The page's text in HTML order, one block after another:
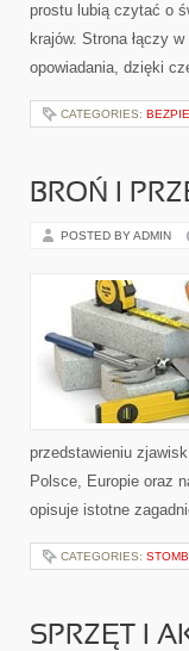
prostu lubią czytać o
krajów. Strona łączy
opowiadania, dzięki
CATEGORIES:
BROŃ I
POSTED BY ADMIN
przedstawieniu
Polsce, Europie oraz
opisuje istotne
CATEGORIES:
SPRZĘT I